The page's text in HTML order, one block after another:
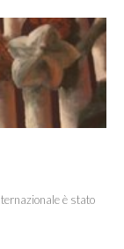
è stato